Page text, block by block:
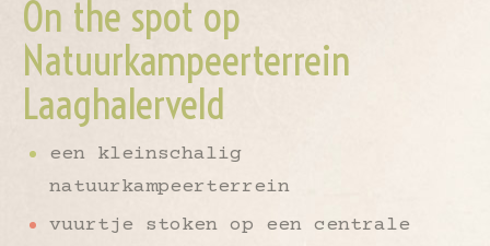
On the spot op
Natuurkampeerterrein
Laaghalerveld
een kleinschalig
natuurkampeerterrein
vuurtje stoken op een centrale